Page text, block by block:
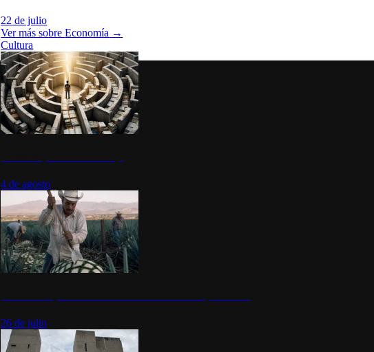
22 de julio
Ver más sobreEconomía →
Cultura
4 de agosto
26 de julio